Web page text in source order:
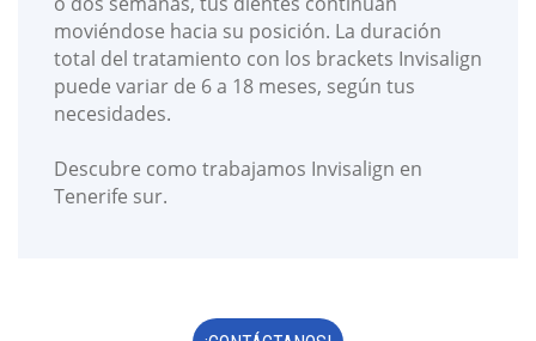
moviéndose hacia su posición. La duración
total del tratamiento con los brackets Invisalign
puede variar de 6 a 18 meses, según tus
necesidades.
Descubre como trabajamos Invisalign en
Tenerife sur.